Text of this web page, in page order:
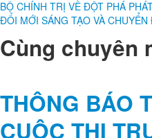
BỘ CHÍNH TRỊ VỀ ĐỘT PHÁ
ĐỔI MỚI SÁNG TẠO VÀ CHUYỂN
Cùng chuyên
THÔNG BÁO
CUỘC THI